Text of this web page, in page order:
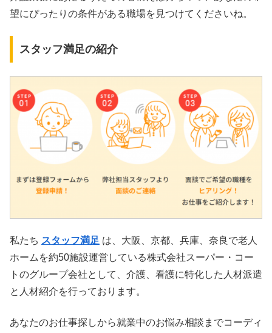
望にぴったりの条件がある職場を見つけてくださいね。
スタッフ満足の紹介
私たち スタッフ満足 は、大阪、京都、兵庫、奈良で老人
ホームを約50施設運営している株式会社スーパー・コー
トのグループ会社として、介護、看護に特化した人材派遣
と人材紹介を行っております。
あなたのお仕事探しから就業中のお悩み相談までコーディ